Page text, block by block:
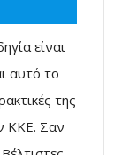
είναι
αυτό το
της
ΚΚΕ. Σαν